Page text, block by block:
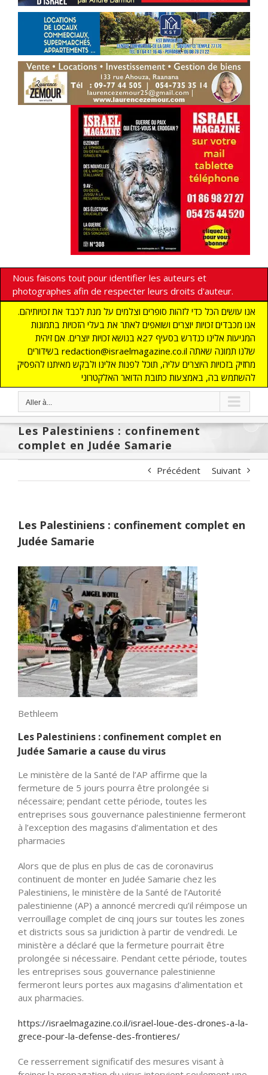
Nous faisons tout pour identifier les auteurs et
photographes afin de respecter leurs droits d'auteur.
אנו עושים הכל כדי לזהות סופרים וצלמים על מנת לכבד את זכויותיהם.
אנו מכבדים זכויות יוצרים ושואפים לאתר את בעלי הזכויות בתמונות
המגיעות אלינו כנדרש בסעיף 27א בנושא זכויות יוצרים. אם זיהית
בשידורים redaction@israelmagazine.co.il שלנו תמונה שאתה
מחזיק בזכויות היוצרים עליה, תוכל לפנות אלינו ולבקש מאיתנו להפסיק
להשתמש בה, באמצעות כתובת הדואר האלקטרוני
Aller à...
Les Palestiniens : confinement
complet en Judée Samarie
Précédent Suivant
Les Palestiniens : confinement complet en
Judée Samarie
Bethleem
Les Palestiniens : confinement complet en
Judée Samarie a cause du virus
Le ministère de la Santé de l’AP affirme que la
fermeture de 5 jours pourra être prolongée si
nécessaire; pendant cette période, toutes les
entreprises sous gouvernance palestinienne fermeront
à l’exception des magasins d’alimentation et des
pharmacies
Alors que de plus en plus de cas de coronavirus
continuent de monter en Judée Samarie chez les
Palestiniens, le ministère de la Santé de l’Autorité
palestinienne (AP) a annoncé mercredi qu’il réimpose un
verrouillage complet de cinq jours sur toutes les zones
et districts sous sa juridiction à partir de vendredi. Le
ministère a déclaré que la fermeture pourrait être
prolongée si nécessaire. Pendant cette période, toutes
les entreprises sous gouvernance palestinienne
fermeront leurs portes aux magasins d’alimentation et
aux pharmacies.
https://israelmagazine.co.il/israel-loue-des-drones-a-la-
grece-pour-la-defense-des-frontieres/
Ce resserrement significatif des mesures visant à